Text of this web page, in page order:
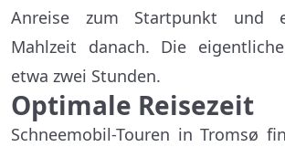
Anreise zum Startpunkt und
Mahlzeit danach. Die
etwa zwei Stunden.
Optimale Reisezeit
Schneemobil-Touren in Tromsø